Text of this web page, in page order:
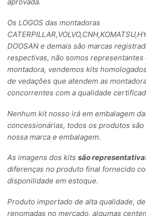
aprovada.
Os LOGOS das montadoras
DOOSAN e demais são marcas
respectivas, não somos representantes
montadora, vendemos kits
de vedações que atendem as
concorrentes com a qualidade
Nenhum kit nosso irá em embalagem
concessionárias, todos os produtos são
nossa marca e embalagem.
As imagens dos kits são
diferenças no produto final fornecido
disponilidade em estoque.
Produto importado de alta qualidade,
renomadas no mercado, algumas